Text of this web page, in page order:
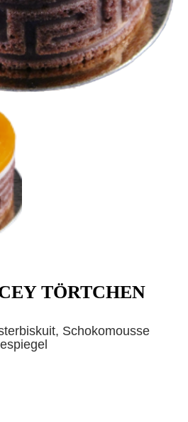
TÖRTCHEN
Schokomousse